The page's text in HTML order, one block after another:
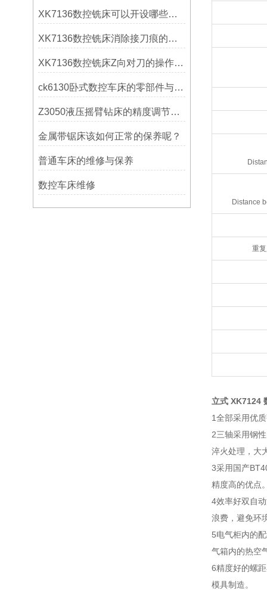
XK7136数控铣床可以开设哪些考核项目？
XK7136数控铣床消除接刀痕的操作
XK7136数控铣床Z向对刀的操作方法
ck6130卧式数控车床的零部件与配置解析
Z3050液压摇臂钻床的精度调节与稳定性提升
金属带锯床该如何正常的保养呢？
普通车床的维修与保养
数控车床维修
Distance
重
立式 XK7124
1全部采用优
2三轴采用钢
淬火处理，大
3采用国产
精度高的优点
4效率好双自
浪费，避免环
5电气柜内的
气箱内的热空
6精度好的螺
模具制造。